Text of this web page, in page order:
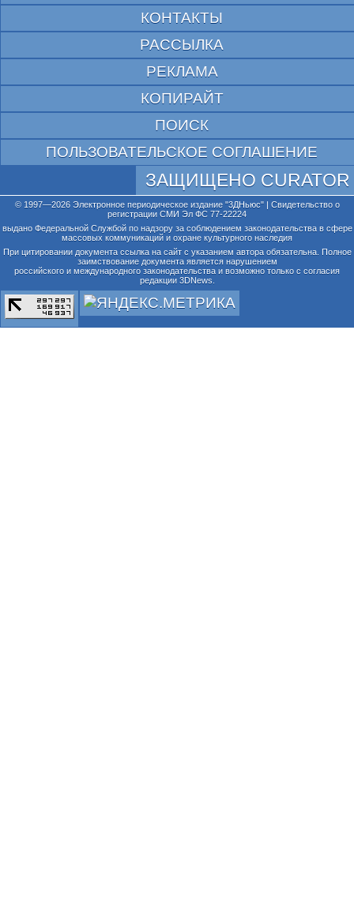
КОНТАКТЫ
РАССЫЛКА
РЕКЛАМА
КОПИРАЙТ
ПОИСК
ПОЛЬЗОВАТЕЛЬСКОЕ СОГЛАШЕНИЕ
ЗАЩИЩЕНО CURATOR
© 1997—2026 Электронное периодическое издание "3ДНьюс" | Свидетельство о
регистрации СМИ Эл ФС 77-22224
выдано Федеральной Службой по надзору за соблюдением законодательства в сфере
массовых коммуникаций и охране культурного наследия
При цитировании документа ссылка на сайт с указанием автора обязательна. Полное
заимствование документа является нарушением
российского и международного законодательства и возможно только с согласия
редакции 3DNews.